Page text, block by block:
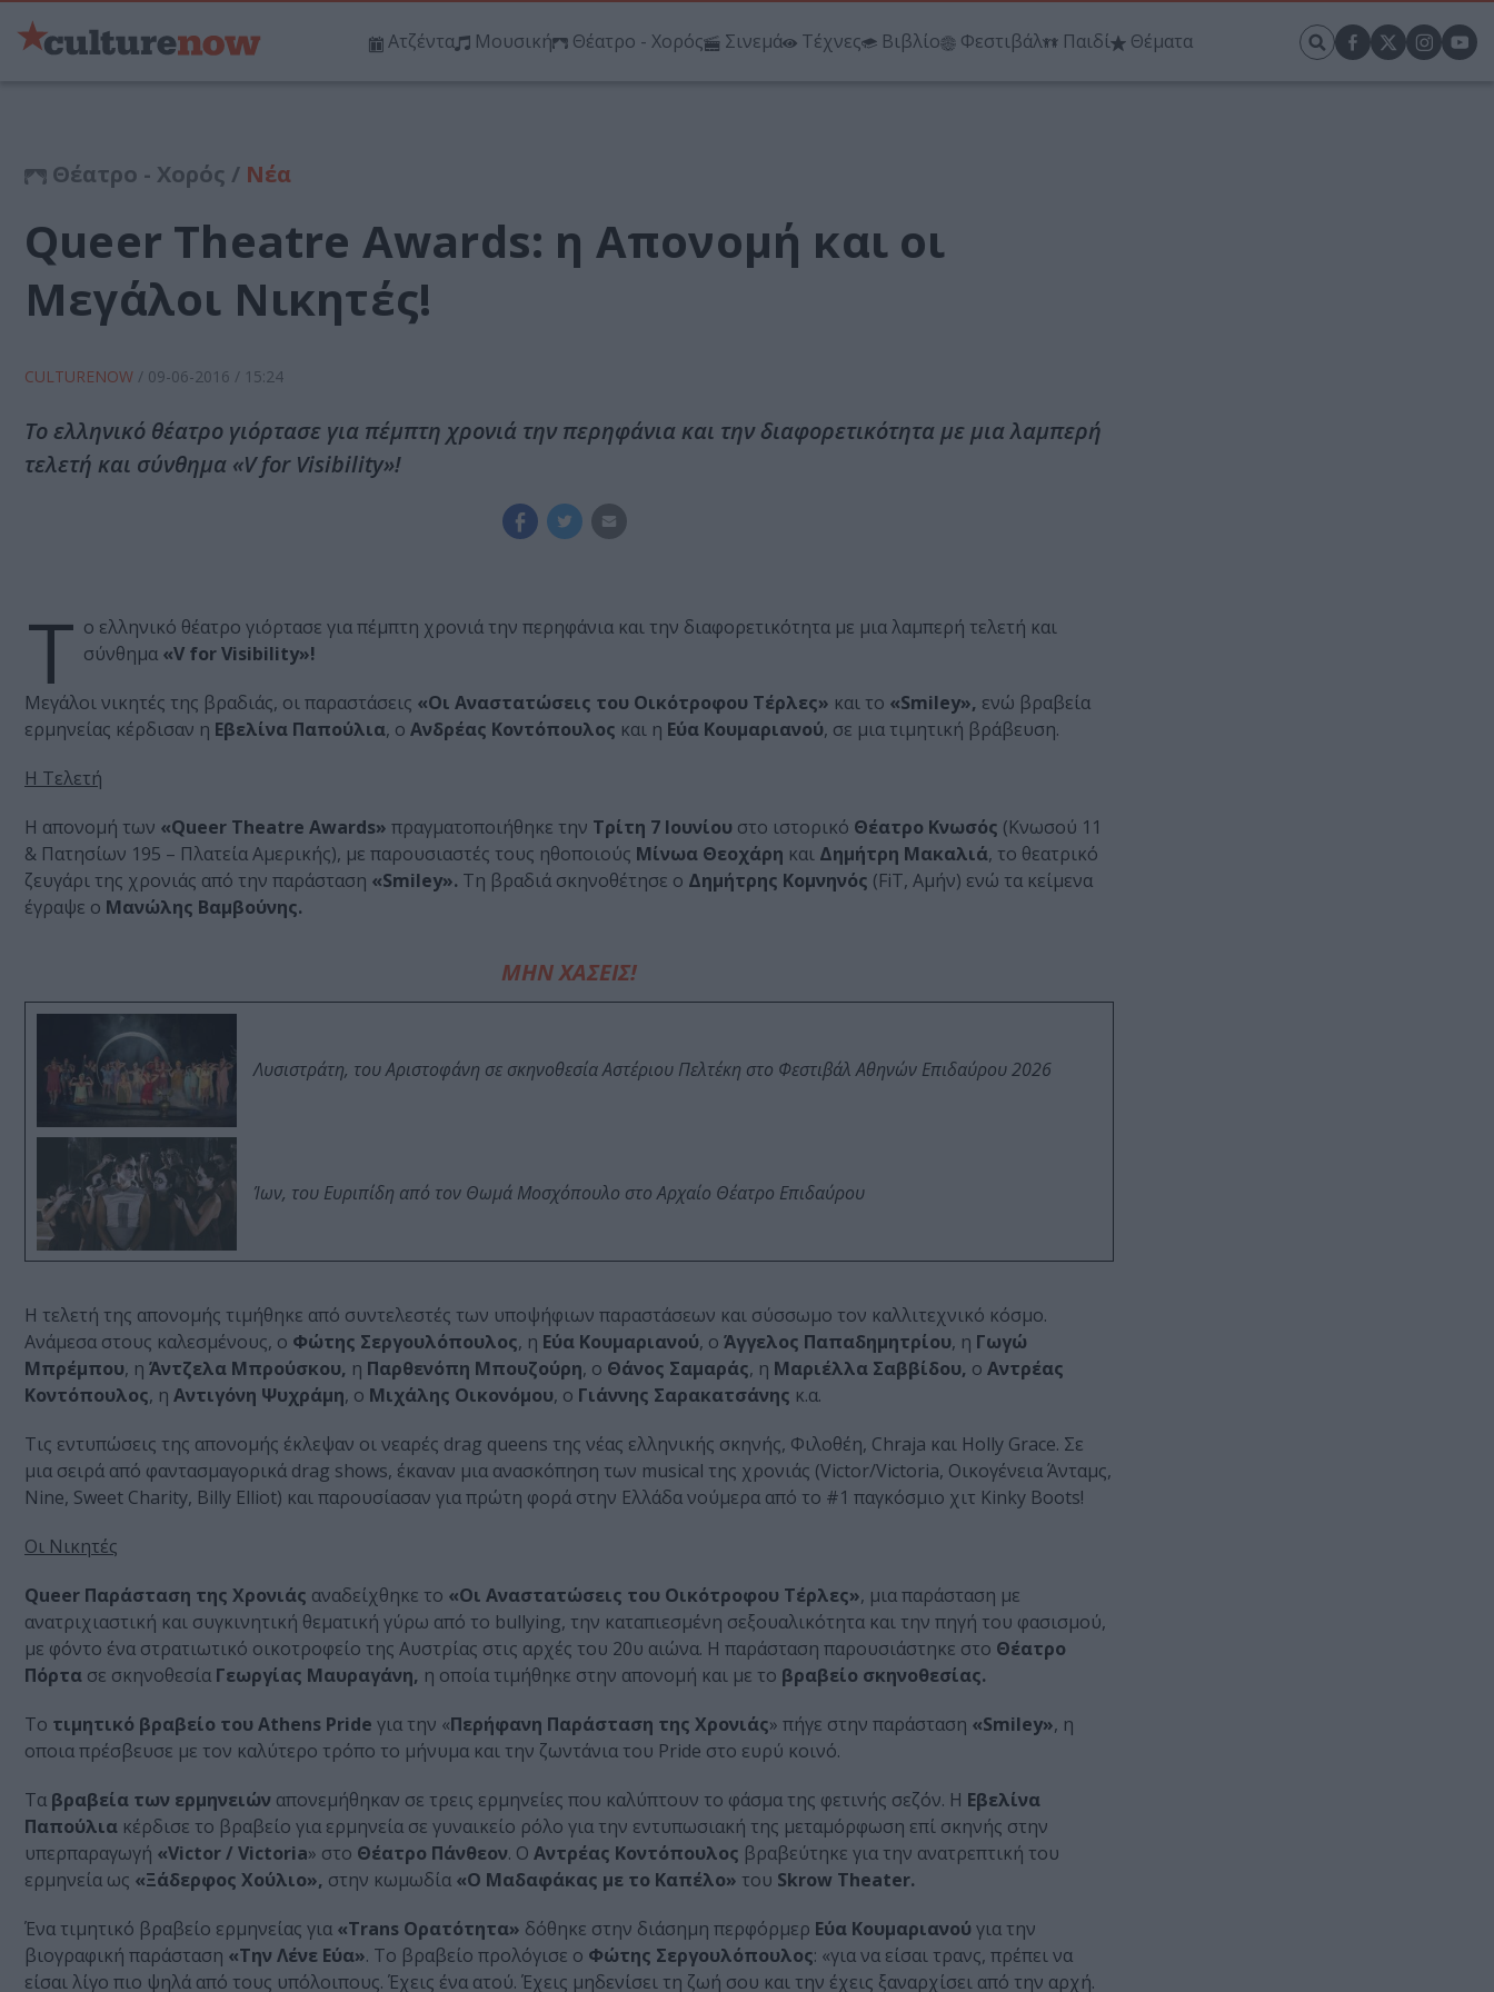
Ατζέντα Μουσική Θέατρο - Χορός Σινεμά Τέχνες Βιβλίο Φεστιβάλ Παιδί Θέματα
Θέατρο - Χορός / Νέα
Queer Theatre Awards: η Απονομή και οι
Μεγάλοι Νικητές!
CULTURENOW / 09-06-2016 / 15:24
Το ελληνικό θέατρο γιόρτασε για πέμπτη χρονιά την περηφάνια και την διαφορετικότητα με μια λαμπερή
τελετή και σύνθημα «V for Visibility»!
Τ ο ελληνικό θέατρο γιόρτασε για πέμπτη χρονιά την περηφάνια και την διαφορετικότητα με μια λαμπερή τελετή και
σύνθημα «V for Visibility»!
Μεγάλοι νικητές της βραδιάς, οι παραστάσεις «Οι Αναστατώσεις του Οικότροφου Τέρλες» και το «Smiley», ενώ βραβεία
ερμηνείας κέρδισαν η Εβελίνα Παπούλια, ο Ανδρέας Κοντόπουλος και η Εύα Κουμαριανού, σε μια τιμητική βράβευση.
Η Τελετή
H απονομή των «Queer Theatre Awards» πραγματοποιήθηκε την Τρίτη 7 Ιουνίου στο ιστορικό Θέατρο Κνωσός (Κνωσού 11
& Πατησίων 195 – Πλατεία Αμερικής), με παρουσιαστές τους ηθοποιούς Μίνωα Θεοχάρη και Δημήτρη Μακαλιά, το θεατρικό
ζευγάρι της χρονιάς από την παράσταση «Smiley». Τη βραδιά σκηνοθέτησε ο Δημήτρης Κομνηνός (FiT, Αμήν) ενώ τα κείμενα
έγραψε ο Μανώλης Βαμβούνης.
ΜΗΝ ΧΑΣΕΙΣ!
Λυσιστράτη, του Αριστοφάνη σε σκηνοθεσία Αστέριου Πελτέκη στο Φεστιβάλ Αθηνών Επιδαύρου 2026
Ίων, του Ευριπίδη από τον Θωμά Μοσχόπουλο στο Αρχαίο Θέατρο Επιδαύρου
Η τελετή της απονομής τιμήθηκε από συντελεστές των υποψήφιων παραστάσεων και σύσσωμο τον καλλιτεχνικό κόσμο.
Ανάμεσα στους καλεσμένους, ο Φώτης Σεργουλόπουλος, η Εύα Κουμαριανού, ο Άγγελος Παπαδημητρίου, η Γωγώ
Μπρέμπου, η Άντζελα Μπρούσκου, η Παρθενόπη Μπουζούρη, ο Θάνος Σαμαράς, η Μαριέλλα Σαββίδου, ο Αντρέας
Κοντόπουλος, η Αντιγόνη Ψυχράμη, ο Μιχάλης Οικονόμου, ο Γιάννης Σαρακατσάνης κ.α.
Τις εντυπώσεις της απονομής έκλεψαν οι νεαρές drag queens της νέας ελληνικής σκηνής, Φιλοθέη, Chraja και Holly Grace. Σε
μια σειρά από φαντασμαγορικά drag shows, έκαναν μια ανασκόπηση των musical της χρονιάς (Victor/Victoria, Οικογένεια Άνταμς,
Nine, Sweet Charity, Billy Elliot) και παρουσίασαν για πρώτη φορά στην Ελλάδα νούμερα από το #1 παγκόσμιο χιτ Kinky Boots!
Οι Νικητές
Queer Παράσταση της Χρονιάς αναδείχθηκε το «Οι Αναστατώσεις του Οικότροφου Τέρλες», μια παράσταση με
ανατριχιαστική και συγκινητική θεματική γύρω από το bullying, την καταπιεσμένη σεξουαλικότητα και την πηγή του φασισμού,
με φόντο ένα στρατιωτικό οικοτροφείο της Αυστρίας στις αρχές του 20υ αιώνα. Η παράσταση παρουσιάστηκε στο Θέατρο
Πόρτα σε σκηνοθεσία Γεωργίας Μαυραγάνη, η οποία τιμήθηκε στην απονομή και με το βραβείο σκηνοθεσίας.
Το τιμητικό βραβείο του Athens Pride για την «Περήφανη Παράσταση της Χρονιάς» πήγε στην παράσταση «Smiley», η
οποια πρέσβευσε με τον καλύτερο τρόπο το μήνυμα και την ζωντάνια του Pride στο ευρύ κοινό.
Τα βραβεία των ερμηνειών απονεμήθηκαν σε τρεις ερμηνείες που καλύπτουν το φάσμα της φετινής σεζόν. Η Εβελίνα
Παπούλια κέρδισε το βραβείο για ερμηνεία σε γυναικείο ρόλο για την εντυπωσιακή της μεταμόρφωση επί σκηνής στην
υπερπαραγωγή «Victor / Victoria» στο Θέατρο Πάνθεον. Ο Αντρέας Κοντόπουλος βραβεύτηκε για την ανατρεπτική του
ερμηνεία ως «Ξάδερφος Χούλιο», στην κωμωδία «Ο Μαδαφάκας με το Καπέλο» του Skrow Theater.
Ένα τιμητικό βραβείο ερμηνείας για «Trans Ορατότητα» δόθηκε στην διάσημη περφόρμερ Εύα Κουμαριανού για την
βιογραφική παράσταση «Την Λένε Εύα». Το βραβείο προλόγισε ο Φώτης Σεργουλόπουλος: «για να είσαι τρανς, πρέπει να
είσαι λίγο πιο ψηλά από τους υπόλοιπους. Έχεις ένα ατού. Έχεις μηδενίσει τη ζωή σου και την έχεις ξαναρχίσει από την αρχή.